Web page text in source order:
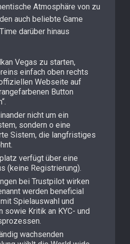
Atmosphäre von zu
auch beliebte Game
darüber hinaus
Vegas zu starten,
einfach oben rechts
Webseite auf
Button
nicht um ein
sondern o eine
Sistem, die langfristiges
verfügt über eine
(keine Registrierung).
bei Trustpilot wirken
werden beneficial
Spielauswahl und
sowie Kritik an KYC- und
wachsenden